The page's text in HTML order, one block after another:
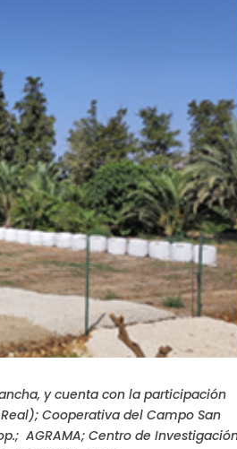
y cuenta con la participación
Cooperativa del Campo San
AGRAMA; Centro de